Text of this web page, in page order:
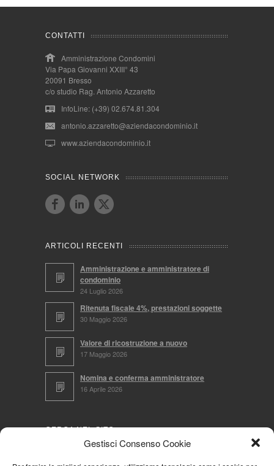
Gestisci Consenso Cookie
CONTATTI
Amministrazione Condomini
Via Papa Giovanni XXIII° 43
20091 Bresso
c/o studio Rag. Antonio Azzaretto
InfoLine: (+39) 02.674.81.304
antonio.azzaretto@aziendacondominio.it
www.aziendacondominio.it
SOCIAL NETWORK
ARTICOLI RECENTI
Amministrazione e amministratore di
condominio
24 Luglio 2026
Ritenuta fiscale 4%, prestazioni soggette
30 Maggio 2026
Valore di ricostruzione a nuovo
17 Maggio 2026
Nomina e conferma amministratore
16 Aprile 2026
CERCA NEL SITO